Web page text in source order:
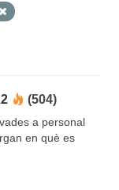
(504)
a personal
en què es